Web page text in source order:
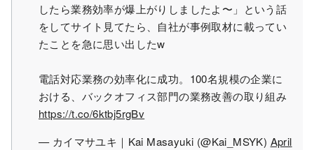
したら業務効率が爆上がりしましたよ〜」という話
をしてサイト見てたら、自社が事例取材に載ってい
たことを急に思い出したw
電話対応業務の効率化に成功。100名規模の企業に
おける、バックオフィス部門の業務改善の取り組み
https://t.co/6ktbj5rgBv
— カイマサユキ｜Kai Masayuki (@Kai_MSYK) April